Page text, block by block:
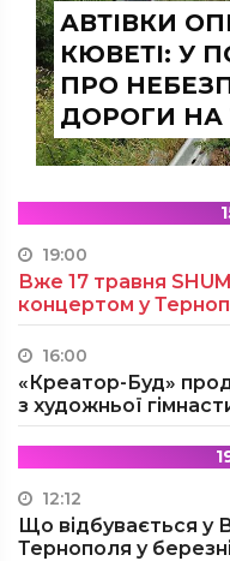
АВТІВКИ
КЮВЕТІ: У
ПРО
ДОРОГИ НА
19:00
Вже 17 травня
концертом у
16:00
«Креатор-Буд»
з художньої
12:12
Що відбувається у
Тернополя у